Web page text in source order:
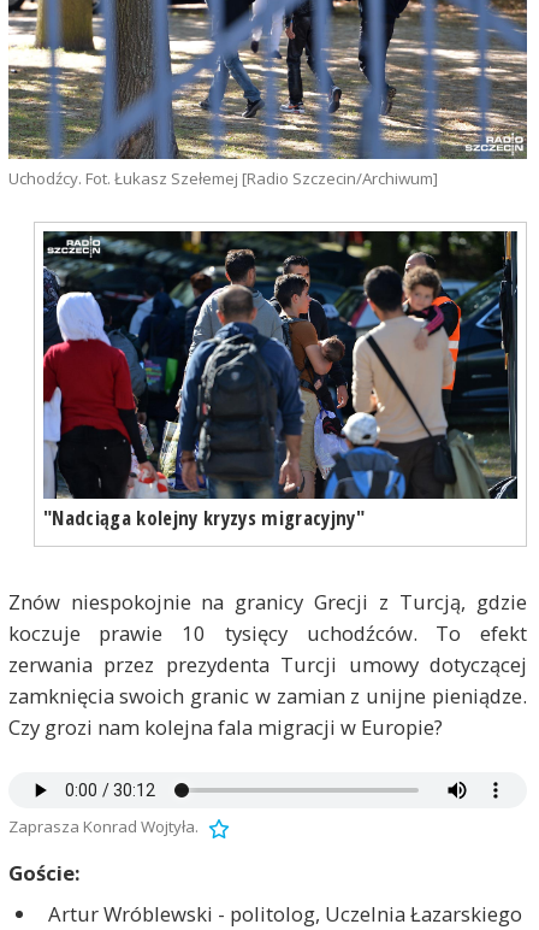
Uchodźcy. Fot. Łukasz Szełemej [Radio Szczecin/Archiwum]
"Nadciąga kolejny kryzys migracyjny"
Znów niespokojnie na granicy Grecji z Turcją, gdzie
koczuje prawie 10 tysięcy uchodźców. To efekt
zerwania przez prezydenta Turcji umowy dotyczącej
zamknięcia swoich granic w zamian z unijne pieniądze.
Czy grozi nam kolejna fala migracji w Europie?
Zaprasza Konrad Wojtyła.
Goście:
Artur Wróblewski - politolog, Uczelnia Łazarskiego